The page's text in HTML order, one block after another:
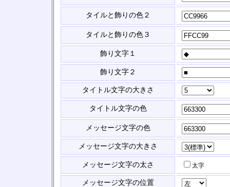
タイルと飾りの色２
タイルと飾りの色３
飾り文字１
飾り文字２
タイトル文字の大きさ
タイトル文字の色
メッセージ文字の色
メッセージ文字の大きさ
メッセージ文字の太さ 太字
メッセージ文字の位置